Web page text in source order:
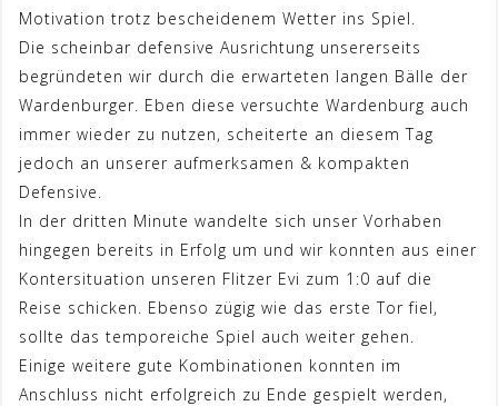
Motivation trotz bescheidenem Wetter ins Spiel.
Die scheinbar defensive Ausrichtung unsererseits
begründeten wir durch die erwarteten langen Bälle der
Wardenburger. Eben diese versuchte Wardenburg auch
immer wieder zu nutzen, scheiterte an diesem Tag
jedoch an unserer aufmerksamen & kompakten
Defensive.
In der dritten Minute wandelte sich unser Vorhaben
hingegen bereits in Erfolg um und wir konnten aus einer
Kontersituation unseren Flitzer Evi zum 1:0 auf die
Reise schicken. Ebenso zügig wie das erste Tor fiel,
sollte das temporeiche Spiel auch weiter gehen.
Einige weitere gute Kombinationen konnten im
Anschluss nicht erfolgreich zu Ende gespielt werden,